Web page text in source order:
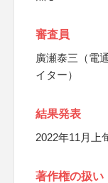
審査員
廣瀬泰三（電
イター）
結果発表
2022年11月上
著作権の扱い